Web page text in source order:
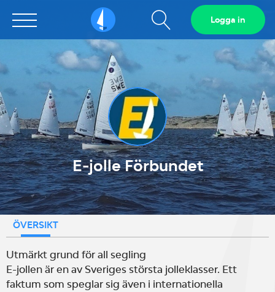
Sailarena Visa
sökfält
Logga in
E-jolle Förbundet
ÖVERSIKT
Utmärkt grund för all segling
E-jollen är en av Sveriges största jolleklasser. Ett
faktum som speglar sig även i internationella